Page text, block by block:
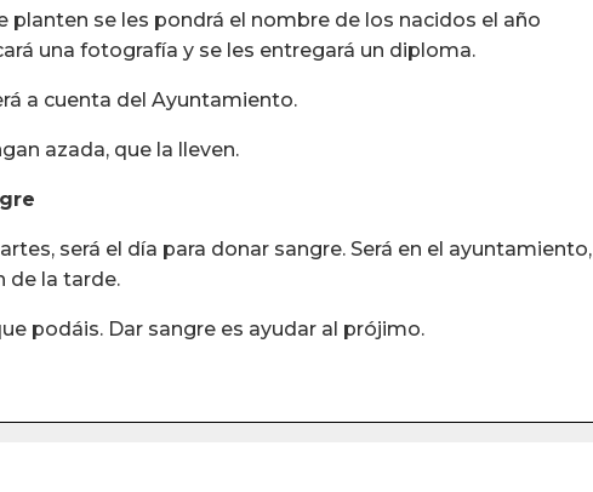
planten se les pondrá el nombre de los nacidos el año
una fotografía y se les entregará un diploma.
a cuenta del Ayuntamiento.
azada, que la lleven.
será el día para donar sangre. Será en el ayuntamiento,
de la tarde.
podáis. Dar sangre es ayudar al prójimo.